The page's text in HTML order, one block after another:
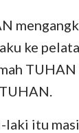
ke
laki itu